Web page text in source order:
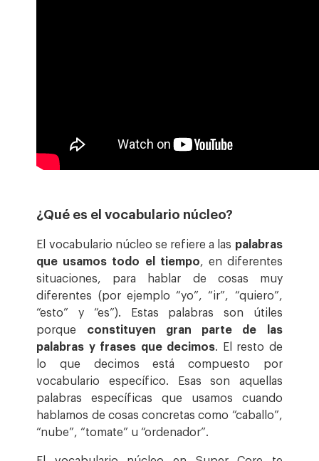
¿Qué es el vocabulario núcleo?
El vocabulario núcleo se refiere a las palabras
que usamos todo el tiempo, en diferentes
situaciones, para hablar de cosas muy
diferentes (por ejemplo “yo”, “ir”, “quiero”,
“esto” y “es”). Estas palabras son útiles
porque constituyen gran parte de las
palabras y frases que decimos. El resto de
lo que decimos está compuesto por
vocabulario específico. Esas son aquellas
palabras específicas que usamos cuando
hablamos de cosas concretas como “caballo”,
“nube”, “tomate” u “ordenador”.